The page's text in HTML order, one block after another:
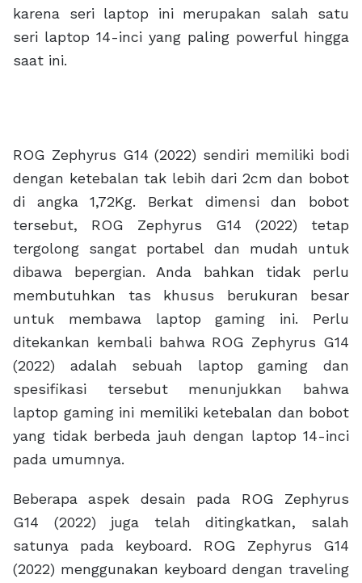
karena seri laptop ini merupakan salah satu
seri laptop 14-inci yang paling powerful hingga
saat ini.
ROG Zephyrus G14 (2022) sendiri memiliki bodi
dengan ketebalan tak lebih dari 2cm dan bobot
di angka 1,72Kg. Berkat dimensi dan bobot
tersebut, ROG Zephyrus G14 (2022) tetap
tergolong sangat portabel dan mudah untuk
dibawa bepergian. Anda bahkan tidak perlu
membutuhkan tas khusus berukuran besar
untuk membawa laptop gaming ini. Perlu
ditekankan kembali bahwa ROG Zephyrus G14
(2022) adalah sebuah laptop gaming dan
spesifikasi tersebut menunjukkan bahwa
laptop gaming ini memiliki ketebalan dan bobot
yang tidak berbeda jauh dengan laptop 14-inci
pada umumnya.
Beberapa aspek desain pada ROG Zephyrus
G14 (2022) juga telah ditingkatkan, salah
satunya pada keyboard. ROG Zephyrus G14
(2022) menggunakan keyboard dengan traveling